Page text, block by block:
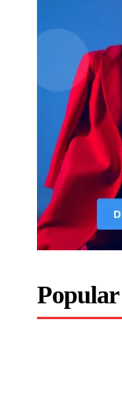
Popular